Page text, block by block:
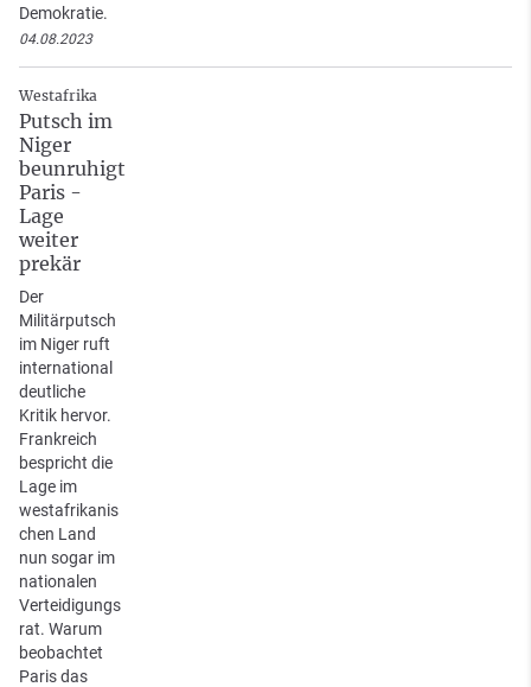
Demokratie.
04.08.2023
Westafrika
Putsch im
Niger
beunruhigt
Paris -
Lage
weiter
prekär
Der
Militärputsch
im Niger ruft
international
deutliche
Kritik hervor.
Frankreich
bespricht die
Lage im
westafrikanis
chen Land
nun sogar im
nationalen
Verteidigungs
rat. Warum
beobachtet
Paris das